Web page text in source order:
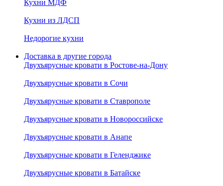
Кухни МДФ
Кухни из ЛДСП
Недорогие кухни
Доставка в другие города
Двухъярусные кровати в Ростове-на-Дону
Двухъярусные кровати в Сочи
Двухъярусные кровати в Ставрополе
Двухъярусные кровати в Новороссийске
Двухъярусные кровати в Анапе
Двухъярусные кровати в Геленджике
Двухъярусные кровати в Батайске